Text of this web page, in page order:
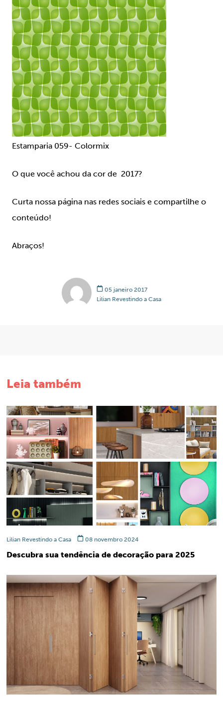
Estamparia 059- Colormix
O que você achou da cor de 2017?
Curta nossa página nas redes sociais e compartilhe o
conteúdo!
Abraços!
05 janeiro 2017
Lilian Revestindo a Casa
Leia também
Lilian Revestindo a Casa 08 novembro 2024
Descubra sua tendência de decoração para 2025